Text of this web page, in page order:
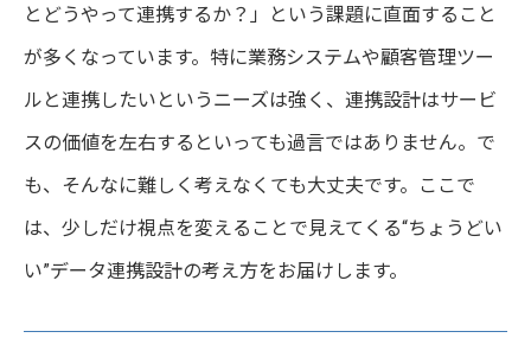
とどうやって連携するか？」という課題に直面すること
が多くなっています。特に業務システムや顧客管理ツー
ルと連携したいというニーズは強く、連携設計はサービ
スの価値を左右するといっても過言ではありません。で
も、そんなに難しく考えなくても大丈夫です。ここで
は、少しだけ視点を変えることで見えてくる“ちょうどい
い”データ連携設計の考え方をお届けします。